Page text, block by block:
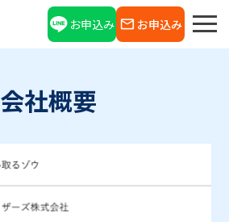
お申込み お申込み
会社概要